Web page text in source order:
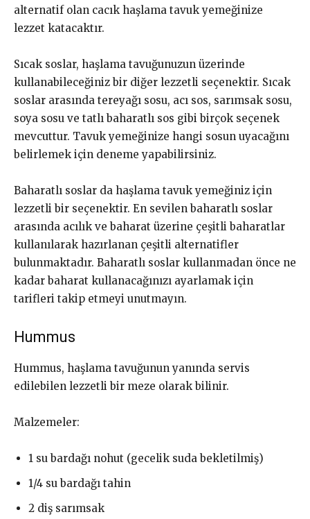
alternatif olan cacık haşlama tavuk yemeğinize
lezzet katacaktır.
Sıcak soslar, haşlama tavuğunuzun üzerinde
kullanabileceğiniz bir diğer lezzetli seçenektir. Sıcak
soslar arasında tereyağı sosu, acı sos, sarımsak sosu,
soya sosu ve tatlı baharatlı sos gibi birçok seçenek
mevcuttur. Tavuk yemeğinize hangi sosun uyacağını
belirlemek için deneme yapabilirsiniz.
Baharatlı soslar da haşlama tavuk yemeğiniz için
lezzetli bir seçenektir. En sevilen baharatlı soslar
arasında acılık ve baharat üzerine çeşitli baharatlar
kullanılarak hazırlanan çeşitli alternatifler
bulunmaktadır. Baharatlı soslar kullanmadan önce ne
kadar baharat kullanacağınızı ayarlamak için
tarifleri takip etmeyi unutmayın.
Hummus
Hummus, haşlama tavuğunun yanında servis
edilebilen lezzetli bir meze olarak bilinir.
Malzemeler:
1 su bardağı nohut (gecelik suda bekletilmiş)
1/4 su bardağı tahin
2 diş sarımsak